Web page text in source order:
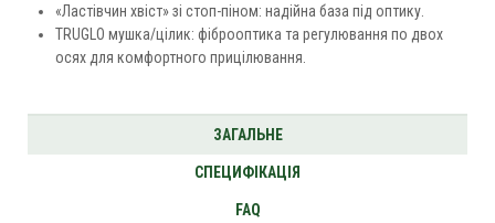
«Ластівчин хвіст» зі стоп-піном: надійна база під оптику.
TRUGLO мушка/цілик: фіброоптика та регулювання по двох
осях для комфортного прицілювання.
ЗАГАЛЬНЕ
СПЕЦИФІКАЦІЯ
FAQ